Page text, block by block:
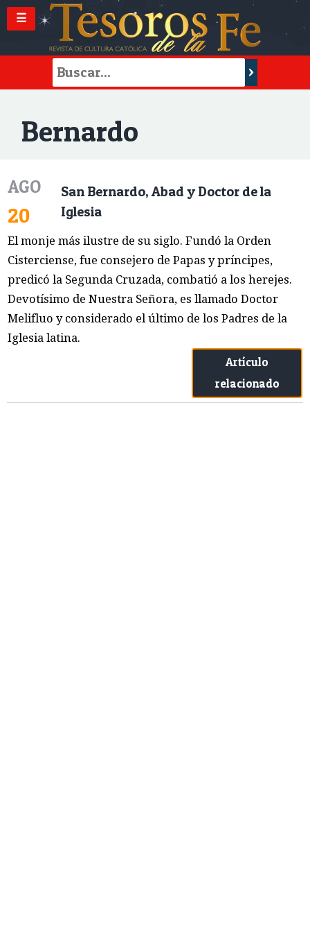
☰
Bernardo
AGO
20
San Bernardo, Abad y Doctor de la
Iglesia
El monje más ilustre de su siglo. Fundó la Orden
Cisterciense, fue consejero de Papas y príncipes,
predicó la Segunda Cruzada, combatió a los herejes.
Devotísimo de Nuestra Señora, es llamado Doctor
Melifluo y considerado el último de los Padres de la
Iglesia latina.
Artículo
relacionado